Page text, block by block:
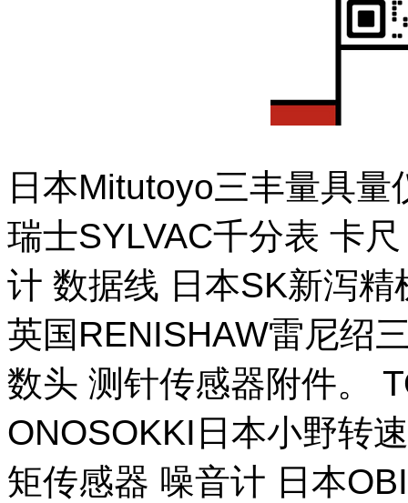
日本Mitutoyo三丰量具
瑞士SYLVAC千分表 卡
计 数据线 日本SK新泻
英国RENISHAW雷尼绍
数头 测针传感器附件。
ONOSOKKI日本小野转
矩传感器 噪音计 日本